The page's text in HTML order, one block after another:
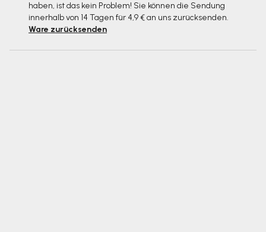
haben, ist das kein Problem! Sie können die Sendung
innerhalb von 14 Tagen für 4,9 € an uns zurücksenden.
Ware zurücksenden